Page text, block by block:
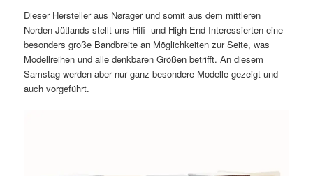
Dieser Hersteller aus Nørager und somit aus dem mittleren
Norden Jütlands stellt uns Hifi- und High End-Interessierten eine
besonders große Bandbreite an Möglichkeiten zur Seite, was
Modellreihen und alle denkbaren Größen betrifft. An diesem
Samstag werden aber nur ganz besondere Modelle gezeigt und
auch vorgeführt.